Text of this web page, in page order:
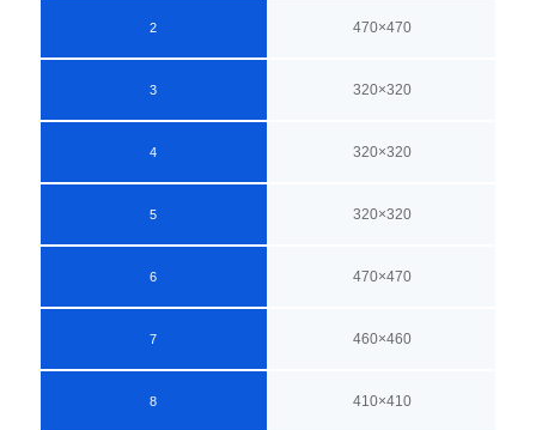
2 470×470
3 320×320
4 320×320
5 320×320
6 470×470
7 460×460
8 410×410